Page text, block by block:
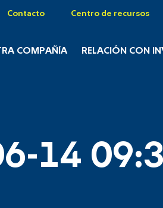
Contacto Centro de recursos
COMPAÑÍA RELACIÓN CON
14